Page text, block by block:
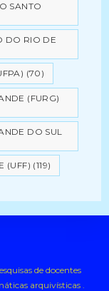
SANTO
DO RIO DE
(70)
(FURG)
DO SUL
(UFF) (119)
de docentes
arquivísticas .